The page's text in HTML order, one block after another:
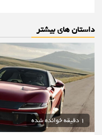
داستان های بیشتر
1 دقیقه خوانده شده